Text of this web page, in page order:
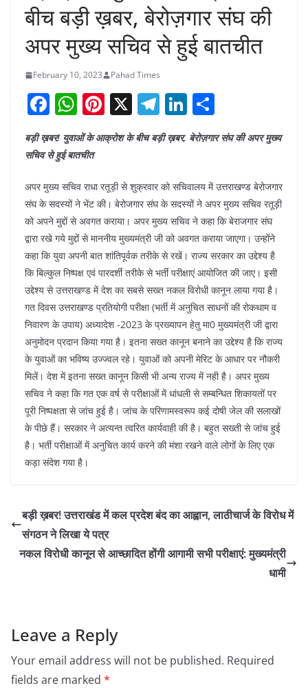
बीच बड़ी ख़बर, बेरोज़गार संघ की
अपर मुख्य सचिव से हुई बातचीत
February 10, 2023 Pahad Times
F
c
e
b
o
o
k
W
h
at
A
p
p
Pi
nt
er
st
X T
el
e
a
m
Li
n
k
dI
n
h
ar
बड़ी ख़बर! युवाओं के आक्रोश के बीच बड़ी ख़बर, बेरोज़गार संघ की अपर मुख्य
सचिव से हुई बातचीत
अपर मुख्य सचिव राधा रतूड़ी से शुक्रवार को सचिवालय में उत्तराखण्ड बेरोजगार
संघ के सदस्यों ने भेंट की। बेरोजगार संघ के सदस्यों ने अपर मुख्य सचिव रतूड़ी
को अपने मुद्दों से अवगत कराया। अपर मुख्य सचिव ने कहा कि बेराजगार संघ
द्वारा रखे गये मुद्दों से माननीय मुख्यमंत्री जी को अवगत कराया जाएगा। उन्होंने
कहा कि युवा अपनी बात शांतिपूर्वक तरीके से रखें। राज्य सरकार का उद्देश्य है
कि बिल्कुल निष्पक्ष एवं पारदर्शी तरीके से भर्ती परीक्षाएं आयोजित की जाए। इसी
उद्देश्य से उत्तराखण्ड में देश का सबसे सख्त नकल विरोधी कानून लाया गया है।
गत दिवस उत्तराखण्ड प्रतियोगी परीक्षा (भर्ती में अनुचित साधनों की रोकथाम व
निवारण के उपाय) अध्यादेश -2023 के प्रख्यापन हेतु मा0 मुख्यमंत्री जी द्वारा
अनुमोदन प्रदान किया गया है। इतना सख्त कानून बनाने का उद्देश्य है कि राज्य
के युवाओं का भविष्य उज्ज्वल रहे। युवाओं को अपनी मेरिट के आधार पर नौकरी
मिलें। देश में इतना सख्त कानून किसी भी अन्य राज्य में नही है। अपर मुख्य
सचिव ने कहा कि गत एक वर्ष से परीक्षाओं में धांधली से सम्बन्धित शिकायतों पर
पूरी निष्पक्षता से जांच हुई है। जांच के परिणामस्वरूप कई दोषी जेल की सलाखों
के पीछे हैं। सरकार ने अत्यन्त त्वरित कार्यवाही की है। बहुत सख्ती से जांच हुई
है। भर्ती परीक्षाओं में अनुचित कार्य करने की मंशा रखने वाले लोगों के लिए एक
कड़ा संदेश गया है।
बड़ी ख़बर! उत्तराखंड में कल प्रदेश बंद का आह्वान, लाठीचार्ज के विरोध में
संगठन ने लिखा ये पत्र
नकल विरोधी कानून से आच्छादित होंगी आगामी सभी परीक्षाएं: मुख्यमंत्री
धामी
Leave a Reply
Your email address will not be published. Required
fields are marked *